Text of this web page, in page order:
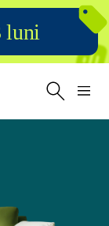
luni